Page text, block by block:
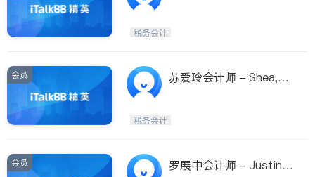
税务会计
会员
苏爱玲会计师 - Shea,C.
税务会计
会员
罗展中会计师 - Justin